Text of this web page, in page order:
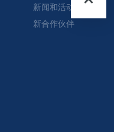
新闻和活动
新合作伙伴